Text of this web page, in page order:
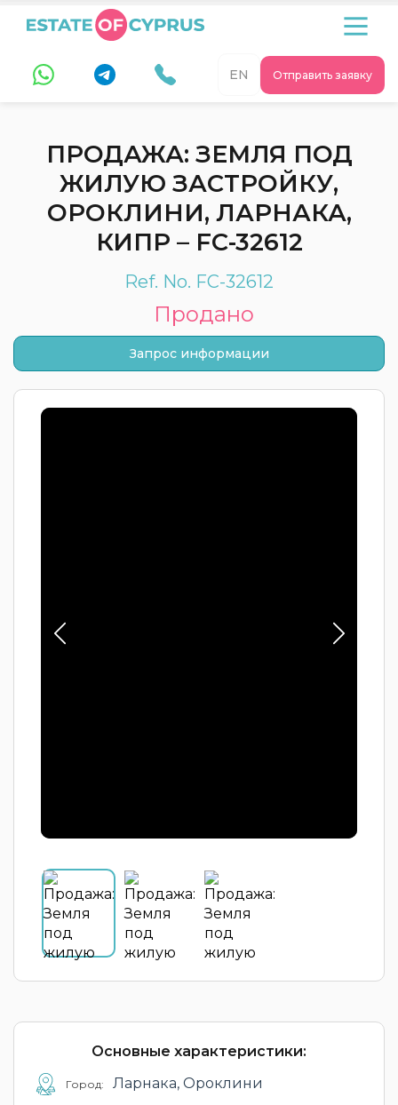
Отправить заявку
EN
ПРОДАЖА: ЗЕМЛЯ ПОД
ЖИЛУЮ ЗАСТРОЙКУ,
ОРОКЛИНИ, ЛАРНАКА,
КИПР – FC-32612
Ref. No. FC-32612
Продано
Запрос информации
Основные характеристики:
Город: Ларнака, Ороклини